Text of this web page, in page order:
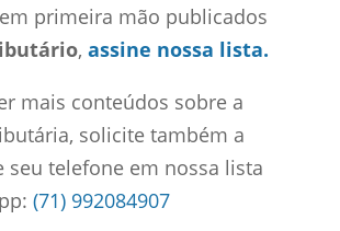
primeira mão publicados
, assine nossa lista.
mais conteúdos sobre a
solicite também a
seu telefone em nossa lista
(71) 992084907